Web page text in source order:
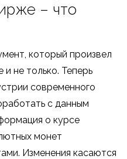
– что
который произвел
не только. Теперь
современного
с данным
о курсе
монет
Изменения касаются